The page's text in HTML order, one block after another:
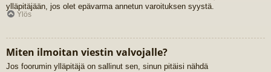
ylläpitäjään, jos olet epävarma annetun varoituksen syystä.
Ylös
Miten ilmoitan viestin valvojalle?
Jos foorumin ylläpitäjä on sallinut sen, sinun pitäisi nähdä